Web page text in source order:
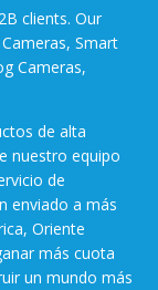
clients. Our
Smart
Cameras,
de alta
nuestro equipo
de
enviado a más
Oriente
más cuota
un mundo más